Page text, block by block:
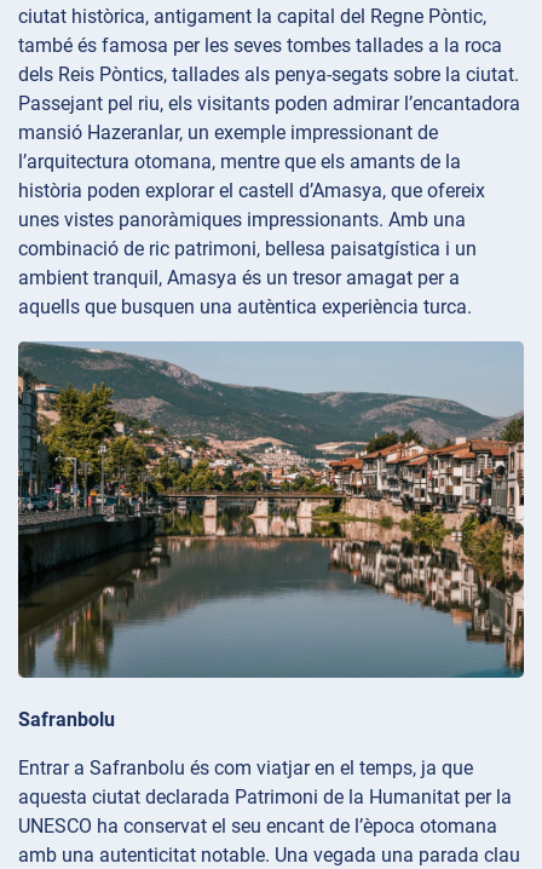
ciutat històrica, antigament la capital del Regne Pòntic,
també és famosa per les seves tombes tallades a la roca
dels Reis Pòntics, tallades als penya-segats sobre la ciutat.
Passejant pel riu, els visitants poden admirar l’encantadora
mansió Hazeranlar, un exemple impressionant de
l’arquitectura otomana, mentre que els amants de la
història poden explorar el castell d’Amasya, que ofereix
unes vistes panoràmiques impressionants. Amb una
combinació de ric patrimoni, bellesa paisatgística i un
ambient tranquil, Amasya és un tresor amagat per a
aquells que busquen una autèntica experiència turca.
Safranbolu
Entrar a Safranbolu és com viatjar en el temps, ja que
aquesta ciutat declarada Patrimoni de la Humanitat per la
UNESCO ha conservat el seu encant de l’època otomana
amb una autenticitat notable. Una vegada una parada clau